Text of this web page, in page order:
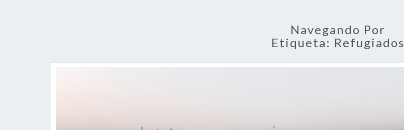
Navegando Por
Etiqueta: Refugiados